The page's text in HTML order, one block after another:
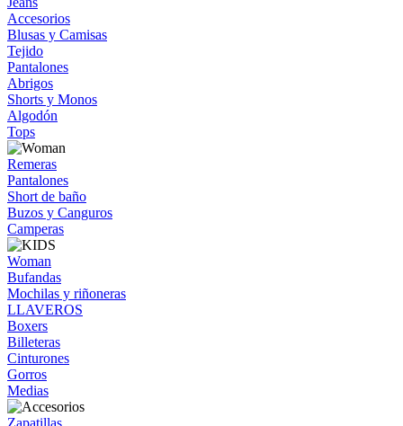
Accesorios
Blusas y Camisas
Tejido
Pantalones
Abrigos
Shorts y Monos
Algodón
Tops
Remeras
Pantalones
Short de baño
Buzos y Canguros
Camperas
Woman
Bufandas
Mochilas y riñoneras
LLAVEROS
Boxers
Billeteras
Cinturones
Gorros
Medias
Zapatillas